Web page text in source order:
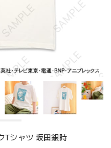
Tシャツ 坂田銀時